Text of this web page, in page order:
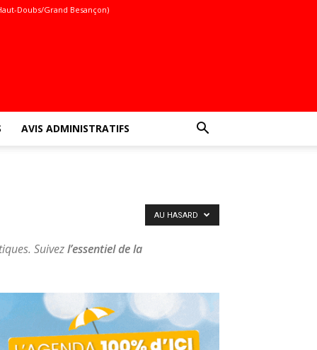
Doubs/Grand Besançon)
AVIS ADMINISTRATIFS
Suivezl’essentiel de la
AU HASARD